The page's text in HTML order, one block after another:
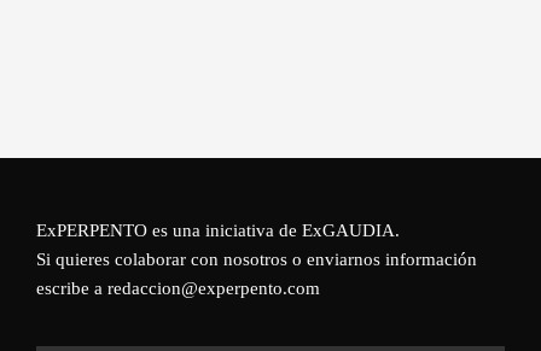
ExPERPENTO es una iniciativa de ExGAUDIA.
Si quieres colaborar con nosotros o enviarnos información
escribe a redaccion@experpento.com